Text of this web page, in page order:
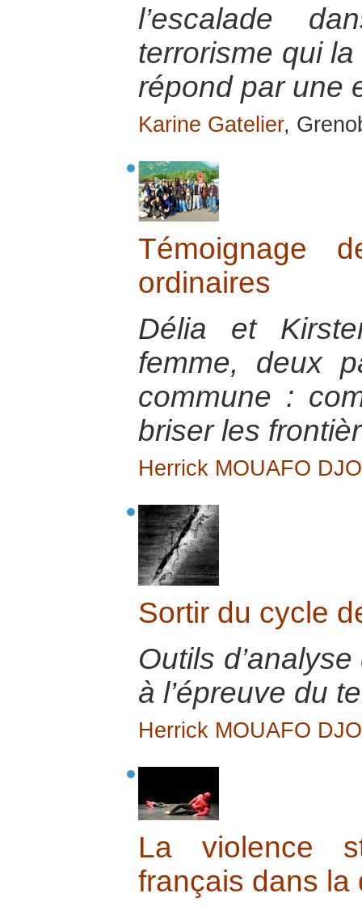
l’escalade
terrorisme qui
répond par une
Karine Gatelier,
Témoignage
ordinaires
Délia et
femme, deux
commune :
briser les
Herrick MOUAFO
Sortir du cycle
Outils
à l’épreuve du
Herrick MOUAFO
La violence
français dans la